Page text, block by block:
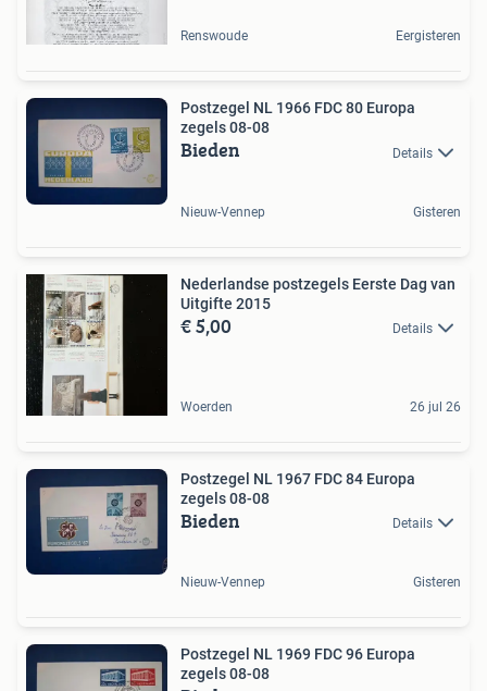
Renswoude Eergisteren
Postzegel NL 1966 FDC 80 Europa
zegels 08-08
Bieden Details
Nieuw-Vennep Gisteren
Nederlandse postzegels Eerste Dag van
Uitgifte 2015
€ 5,00 Details
Woerden 26 jul 26
Postzegel NL 1967 FDC 84 Europa
zegels 08-08
Bieden Details
Nieuw-Vennep Gisteren
Postzegel NL 1969 FDC 96 Europa
zegels 08-08